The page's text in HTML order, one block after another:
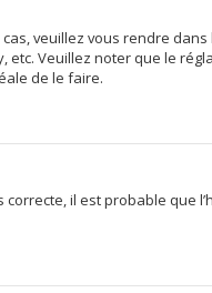
veuillez vous rendre
Veuillez noter que le
de le faire.
il est probable que